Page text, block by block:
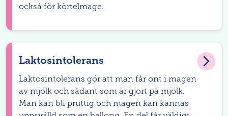
också för körtelmage.
Laktosintolerans
Laktosintolerans gör att man får ont i magen
av mjölk och sådant som är gjort på mjölk.
Man kan bli pruttig och magen kan kännas